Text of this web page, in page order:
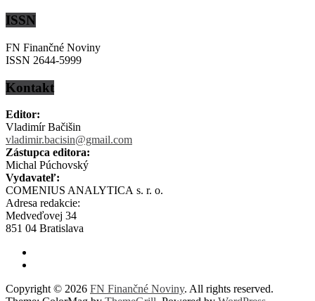
ISSN
FN Finančné Noviny
ISSN 2644-5999
Kontakt
Editor:
Vladimír Bačišin
vladimir.bacisin@gmail.com
Zástupca editora:
Michal Púchovský
Vydavateľ:
COMENIUS ANALYTICA s. r. o.
Adresa redakcie:
Medveďovej 34
851 04 Bratislava
Copyright © 2026 FN Finančné Noviny. All rights reserved.